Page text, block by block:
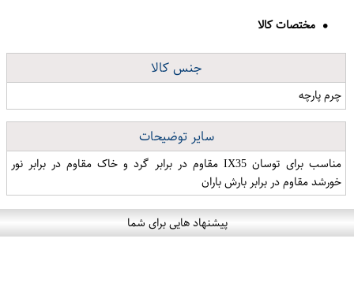
مختصات کالا
جنس کالا
چرم پارچه
سایر توضیحات
مناسب برای توسان IX35 مقاوم در برابر گرد و خاک مقاوم در برابر نور
خورشد مقاوم در برابر بارش باران
پیشنهاد هایی برای شما